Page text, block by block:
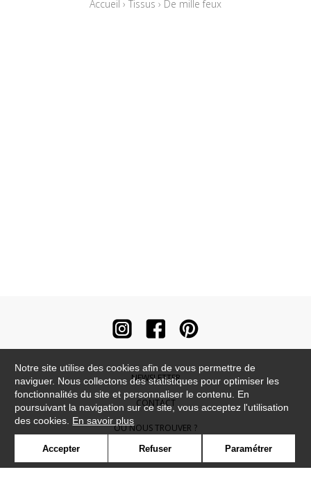
Accueil › Tissus › De mille feux
NEWSLETTER
CONTACT
OÙ NOUS TROUVER ?
CONTRACT
Notre site utilise des cookies afin de vous permettre de
naviguer. Nous collectons des statistiques pour optimiser les
fonctionnalités du site et personnaliser le contenu. En
poursuivant la navigation sur ce site, vous acceptez l'utilisation
des cookies. En savoir plus
Accepter Refuser Paramétrer